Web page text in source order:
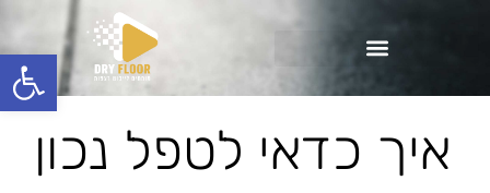
פתח
איך כדאי לטפל נכון